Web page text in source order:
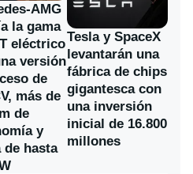
AMG
la gama
eléctrico
versión
de
más de
de
y
de hasta
Tesla y SpaceX
levantarán una
fábrica de chips
gigantesca con
una inversión
inicial de 16.800
millones